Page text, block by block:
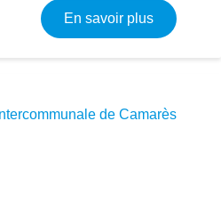
En savoir plussur Le
de Camarès